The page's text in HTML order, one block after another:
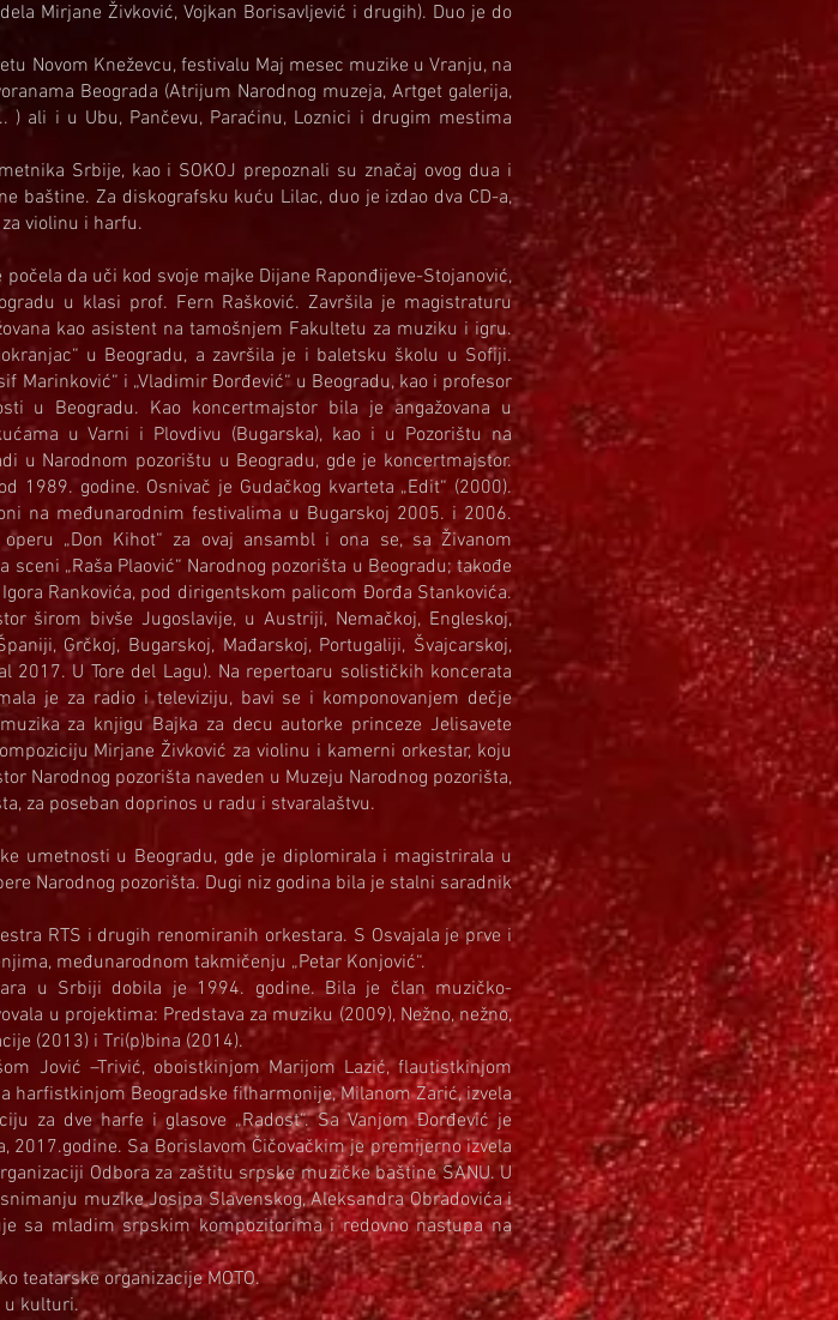
Mirjane Živković, Vojkan Borisavljević i drugih). Duo je do
Novom Kneževcu, festivalu Maj mesec muzike u Vranju, na
Beograda (Atrijum Narodnog muzeja, Artget galerija,
) ali i u Ubu, Pančevu, Paraćinu, Loznici i drugim mestima
Srbije, kao i SOKOJ prepoznali su značaj ovog dua i
baštine. Za diskografsku kuću Lilac, duo je izdao dva CD-a,
violinu i harfu.
da uči kod svoje majke Dijane Raponđijeve-Stojanović,
u klasi prof. Fern Rašković. Završila je magistraturu
kao asistent na tamošnjem Fakultetu za muziku i igru.
u Beogradu, a završila je i baletsku školu u Sofiji.
Marinković“ i „Vladimir Đorđević“ u Beogradu, kao i profesor
u Beogradu. Kao koncertmajstor bila je angažovana u
u Varni i Plovdivu (Bugarska), kao i u Pozorištu na
u Narodnom pozorištu u Beogradu, gde je koncertmajstor.
1989. godine. Osnivač je Gudačkog kvarteta „Edit“ (2000).
na međunarodnim festivalima u Bugarskoj 2005. i 2006.
„Don Kihot“ za ovaj ansambl i ona se, sa Živanom
„Raša Plaović“ Narodnog pozorišta u Beogradu; takođe
Rankovića, pod dirigentskom palicom Đorđa Stankovića.
širom bivše Jugoslavije, u Austriji, Nemačkoj, Engleskoj,
Grčkoj, Bugarskoj, Mađarskoj, Portugaliji, Švajcarskoj,
2017. U Tore del Lagu). Na repertoaru solističkih koncerata
je za radio i televiziju, bavi se i komponovanjem dečje
za knjigu Bajka za decu autorke princeze Jelisavete
Mirjane Živković za violinu i kamerni orkestar, koju
Narodnog pozorišta naveden u Muzeju Narodnog pozorišta,
za poseban doprinos u radu i stvaralaštvu.
umetnosti u Beogradu, gde je diplomirala i magistrirala u
Narodnog pozorišta. Dugi niz godina bila je stalni saradnik
RTS i drugih renomiranih orkestara. S Osvajala je prve i
međunarodnom takmičenju „Petar Konjović“.
u Srbiji dobila je 1994. godine. Bila je član muzičko-
u projektima: Predstava za muziku (2009), Nežno, nežno,
(2013) i Tri(p)bina (2014).
Jović –Trivić, oboistkinjom Marijom Lazić, flautistkinjom
harfistkinjom Beogradske filharmonije, Milanom Zarić, izvela
za dve harfe i glasove „Radost“. Sa Vanjom Đorđević je
Sa Borislavom Čičovačkim je premijerno izvela
Odbora za zaštitu srpske muzičke baštine SANU. U
muzike Josipa Slavenskog, Aleksandra Obradovića i
sa mladim srpskim kompozitorima i redovno nastupa na
teatarske organizacije MOTO.
u kulturi.